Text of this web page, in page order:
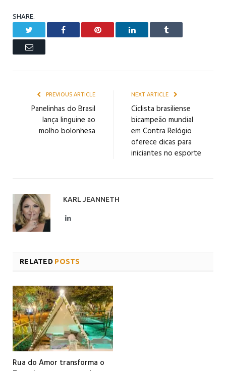
SHARE.
Facebook Pinterest LinkedIn Tumblr
Email
PREVIOUS ARTICLE
Panelinhas do Brasil
lança linguine ao
molho bolonhesa
NEXT ARTICLE
Ciclista brasiliense
bicampeão mundial
em Contra Relógio
oferece dicas para
iniciantes no esporte
KARL JEANNETH
LinkedIn
RELATED POSTS
Rua do Amor transforma o